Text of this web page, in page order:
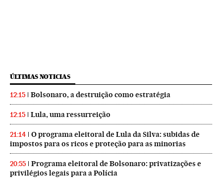
ÚLTIMAS NOTICIAS
12:15 Bolsonaro, a destruição como estratégia
12:15 Lula, uma ressurreição
21:14
O programa eleitoral de Lula da Silva: subidas de
impostos para os ricos e proteção para as minorias
20:55
Programa eleitoral de Bolsonaro: privatizações e
privilégios legais para a Polícia